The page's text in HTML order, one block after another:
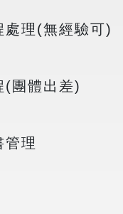
理(無經驗可)
(團體出差)
理